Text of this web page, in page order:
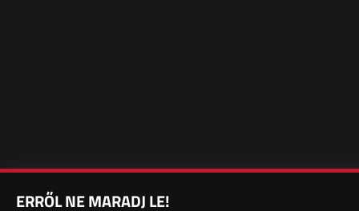
ERRŐL NE MARADJ LE!